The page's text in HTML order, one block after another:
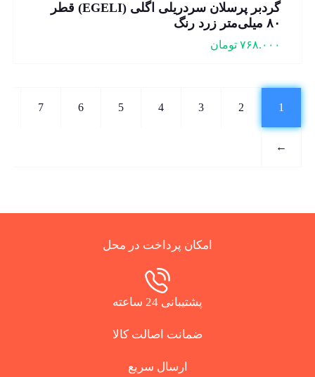
گردبر پرسلان سردریلی اگلی (EGELI) قطر
۸۰ میلی‌متر زرد رنگ
۷۶۸.۰۰۰ تومان
1
2
3
4
5
6
7
←
امکان پرداخت در محل
پشتیبانی 24 ساعته
ضمانت اصالت کالا
ارسال سریع